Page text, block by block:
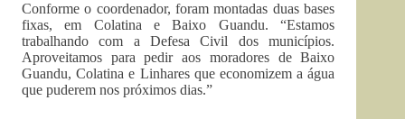
Conforme o coordenador, foram montadas duas bases
fixas, em Colatina e Baixo Guandu. “Estamos
trabalhando com a Defesa Civil dos municípios.
Aproveitamos para pedir aos moradores de Baixo
Guandu, Colatina e Linhares que economizem a água
que puderem nos próximos dias.”